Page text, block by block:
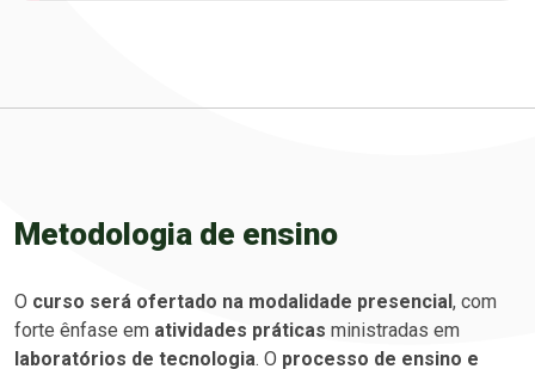
Metodologia de ensino
O curso será ofertado na modalidade presencial, com
forte ênfase em atividades práticas ministradas em
laboratórios de tecnologia. O processo de ensino e